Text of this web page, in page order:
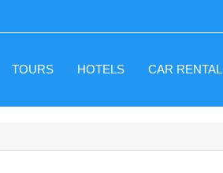
TOURS HOTELS CAR RENTAL